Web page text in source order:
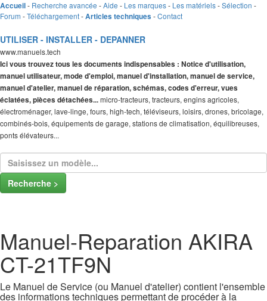
Accueil- Recherche avancée -Aide - Les marques- Les matériels-Sélection -
Forum -Téléchargement-Articles techniques -Contact
UTILISER - INSTALLER - DEPANNER
www.manuels.tech
Ici vous trouvez tous les documents indispensables : Notice d'utilisation,
manuel utilisateur, mode d'emploi, manuel d'installation, manuel de service,
manuel d'atelier, manuel de réparation, schémas, codes d'erreur, vues
éclatées, pièces détachées...micro-tracteurs, tracteurs, engins agricoles,
électroménager, lave-linge, fours, high-tech, téléviseurs, loisirs, drones, bricolage,
combinés-bois, équipements de garage, stations de climatisation, équilibreuses,
ponts élévateurs...
Recherche >
Manuel-Reparation AKIRA
CT-21TF9N
Le Manuel de Service (ou Manuel d'atelier) contient l'ensemble
des informations techniques permettant de procéder à la